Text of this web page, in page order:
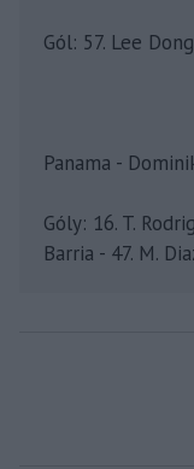
Gól: 57. Lee
Panama -
Góly: 16. T.
Barria - 47. M.